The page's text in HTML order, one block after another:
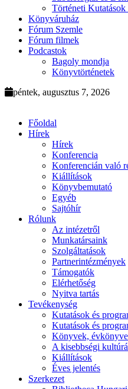
Történeti Kutatások
Könyváruház
Fórum Szemle
Fórum filmek
Podcastok
Bagoly mondja
Könyvtörténetek
péntek, augusztus 7, 2026
Főoldal
Hírek
Hírek
Konferencia
Konferencián való
Kiállítások
Könyvbemutató
Egyéb
Sajtóhír
Rólunk
Az intézetről
Munkatársaink
Szolgáltatások
Partnerintézmények
Támogatók
Elérhetőség
Nyitva tartás
Tevékenység
Kutatások és
Kutatások és
Könyvek,
A kisebbségi
Kiállítások
Éves jelentés
Szerkezet